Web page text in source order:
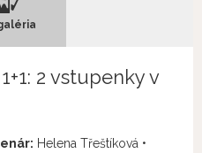
2 vstupenky v
Helena Třeštíková •